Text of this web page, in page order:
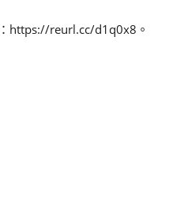
https://reurl.cc/d1q0x8。